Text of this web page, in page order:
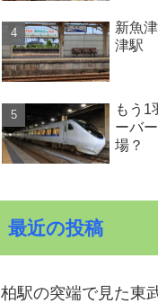
新魚
津駅
もう1
ーバ
場？
最近の投稿
柏駅の突端で見た東